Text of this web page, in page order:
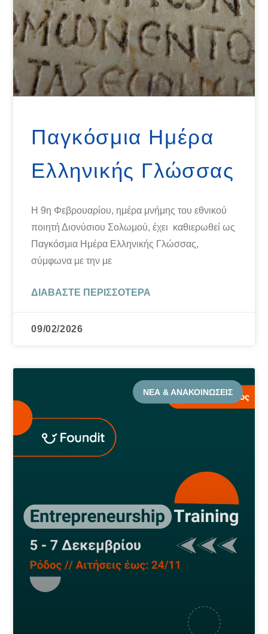
Παγκόσμια Ημέρα
Ελληνικής Γλώσσας
Η 9η Φεβρουαρίου, ημέρα μνήμης του εθνικού
ποιητή Διονύσιου Σολωμού, έχει καθιερωθεί ως
Παγκόσμια Ημέρα Ελληνικής Γλώσσας,
σύμφωνα με την με
ΔΙΑΒΆΣΤΕ ΠΕΡΙΣΣΌΤΕΡΑ
09/02/2026
ΝΈΑ & ΑΝΑΚΟΙΝΏΣΕΙΣ